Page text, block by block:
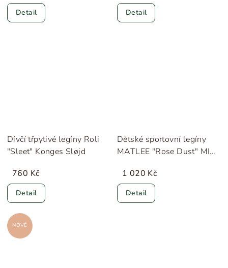
Detail Detail
Dívčí třpytivé legíny Roli
"Sleet" Konges Sløjd
760 Kč
Detail
Dětské sportovní legíny
MATLEE "Rose Dust" MINI
1 020 Kč
Detail
NOVÉ